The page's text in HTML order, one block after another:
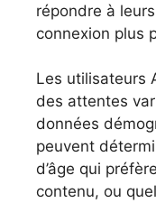
répondre à
connexion plus
Les utilisateurs
des attentes
données
peuvent
d’âge qui
contenu, ou